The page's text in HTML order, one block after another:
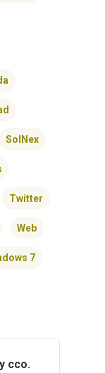
SolNex
Twitter
Web
7
cco.